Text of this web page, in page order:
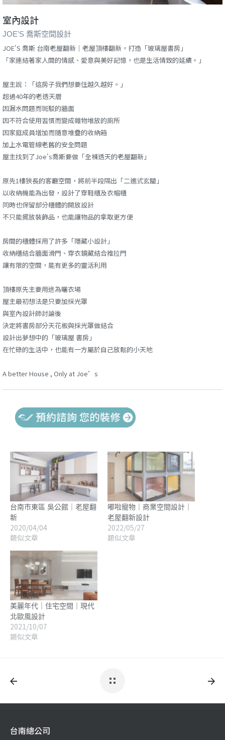
室內設計
JOE'S 喬斯空間設計
JOE'S 喬斯 台南老屋翻新｜老屋頂樓翻新，打造「玻璃屋書房」
「家連結著家人間的情感、愛意與美好記憶，也是生活情致的延續。」
屋主說：「這房子我們想要住越久越好。」
超過40年的老透天厝
因漏水問題而斑駁的牆面
因不符合使用習慣而變成雜物堆放的廁所
因家庭成員增加而隨意堆疊的收納箱
加上水電管線老舊的安全問題
屋主找到了Joe's喬斯要做「全棟透天的老屋翻新」
原先1樓狹長的客廳空間，將前半段隔出「二進式玄關」
以收納機能為出發，設計了穿鞋櫃及衣帽櫃
同時也保留部分櫃體的開放設計
不只能擺放裝飾品，也能讓物品的拿取更方便
房間的櫃體採用了許多「隱藏小設計」
收納櫃結合牆面滑門、穿衣鏡藏結合推拉門
讓有限的空間，能有更多的靈活利用
頂樓原先主要用途為曬衣場
屋主最初想法是只要加採光罩
與室內設計師討論後
決定將書房部分天花板與採光罩做結合
設計出夢想中的「玻璃屋 書房」
在忙碌的生活中，也能有一方屬於自己放鬆的小天地
A better House , Only at Joe’s
台南市東區 吳公館｜老屋翻
新
2020/04/04
類似文章
嘟啦寵物｜商業空間設計｜
老屋翻新設計
2022/05/27
類似文章
美麗年代｜住宅空間｜現代
北歐風設計
2021/10/07
類似文章
台南總公司